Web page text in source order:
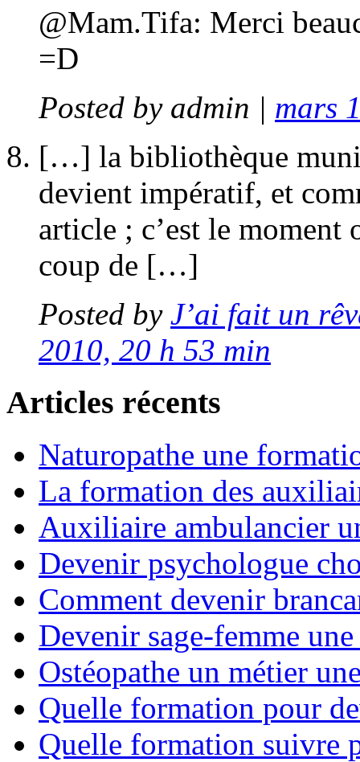
@Mam.Tifa: Merci
=D
Posted by admin | mars
[…] la bibliothèque
devient impératif, et
article ; c’est le moment
coup de […]
Posted by J’ai fait un
2010, 20 h 53 min
Articles récents
Naturopathe une
La formation des
Auxiliaire ambulancier
Devenir psychologue
Comment devenir
Devenir sage-femme
Ostéopathe un métier
Quelle formation pour
Quelle formation suivre